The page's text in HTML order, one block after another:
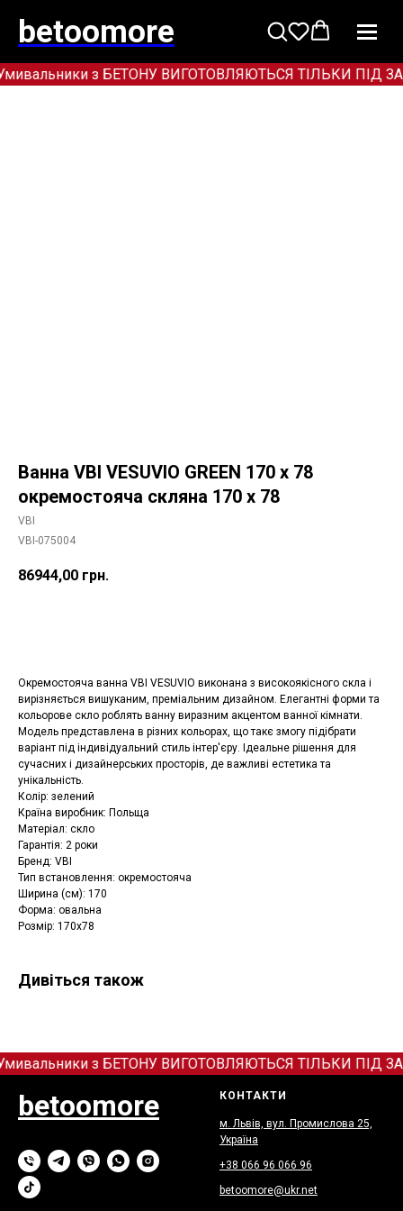
betoomore
з БЕТОНУ ВИГОТОВЛЯЮТЬСЯ ТІЛЬКИ ПІД
Ванна VBI VESUVIO GREEN 170 x 78
окремостояча скляна 170 x 78
VBI
VBI-075004
86944,00 грн.
Окремостояча ванна VBI VESUVIO виконана з високоякісного скла і
вирізняється вишуканим, преміальним дизайном. Елегантні форми та
кольорове скло роблять ванну виразним акцентом ванної кімнати.
Модель представлена в різних кольорах, що такє змогу підібрати
варіант під індивідуальний стиль інтер'єру. Ідеальне рішення для
сучасних і дизайнерських просторів, де важливі естетика та
унікальність.
Колір: зелений
Країна виробник: Польща
Матеріал: скло
Гарантія: 2 роки
Бренд: VBI
Тип встановлення: окремостояча
Ширина (см): 170
Форма: овальна
Розмір: 170x78
Дивіться також
з БЕТОНУ ВИГОТОВЛЯЮТЬСЯ ТІЛЬКИ ПІД
betoomore КОНТАКТИ
м. Львів, вул. Промислова 25,
Україна
+38 066 96 066 96
betoomore@ukr.net